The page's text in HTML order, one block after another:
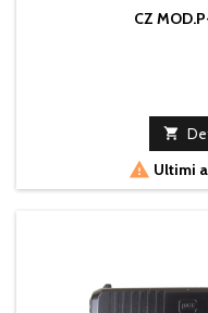
CZ

 Ultimi